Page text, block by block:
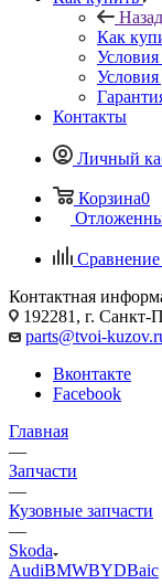
Назад
Как
Условия
Контакты
Личный
Корзина0
Сравнение
Контактная
192281, г. Санкт-
parts@tvoi-
Вконтакте
Facebook
Главная
—
Запчасти
—
Кузовные запчасти
—
Skoda
AudiBMWBYDBaic